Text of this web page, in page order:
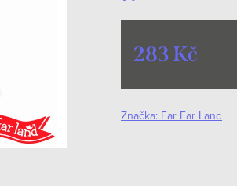
283 Kč
cena:
Značka: Far Far Land